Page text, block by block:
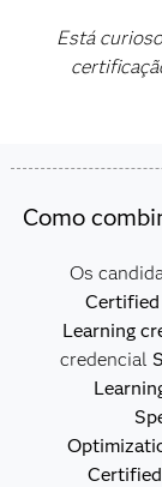
Está
Como
Os
Learning
credencial